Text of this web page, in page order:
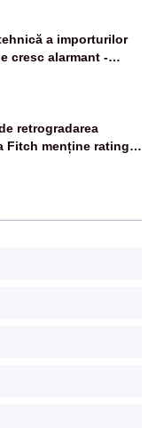
a importurilor
cresc alarmant -
retrogradarea
Fitch menține ratingul
negativă